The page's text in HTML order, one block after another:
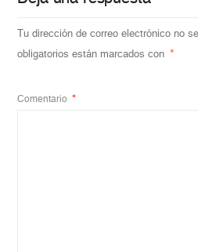
Tu dirección de correo electrónico no
obligatorios están marcados con *
Comentario *